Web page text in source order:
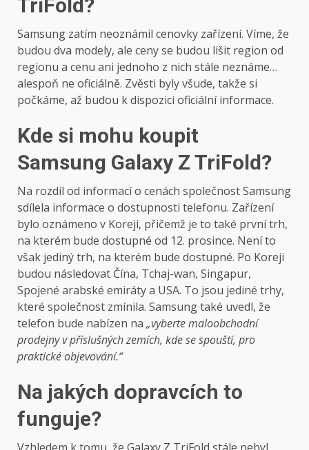
TriFold?
Samsung zatím neoznámil cenovky zařízení. Víme, že
budou dva modely, ale ceny se budou lišit region od
regionu a cenu ani jednoho z nich stále neznáme…
alespoň ne oficiálně. Zvěsti byly všude, takže si
počkáme, až budou k dispozici oficiální informace.
Kde si mohu koupit
Samsung Galaxy Z TriFold?
Na rozdíl od informací o cenách společnost Samsung
sdílela informace o dostupnosti telefonu. Zařízení
bylo oznámeno v Koreji, přičemž je to také první trh,
na kterém bude dostupné od 12. prosince. Není to
však jediný trh, na kterém bude dostupné. Po Koreji
budou následovat Čína, Tchaj-wan, Singapur,
Spojené arabské emiráty a USA. To jsou jediné trhy,
které společnost zmínila. Samsung také uvedl, že
telefon bude nabízen na „vyberte maloobchodní
prodejny v příslušných zemích, kde se spouští, pro
praktické objevování.“
Na jakých dopravcích to
funguje?